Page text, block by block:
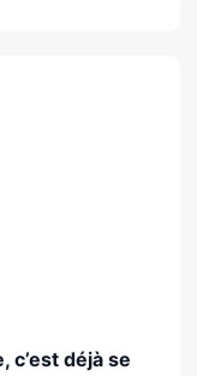
c’est déjà se